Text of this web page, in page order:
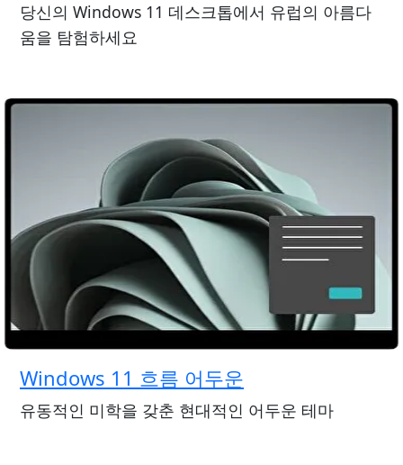
당신의 Windows 11 데스크톱에서 유럽의 아름다
움을 탐험하세요
Windows 11 흐름 어두운
유동적인 미학을 갖춘 현대적인 어두운 테마